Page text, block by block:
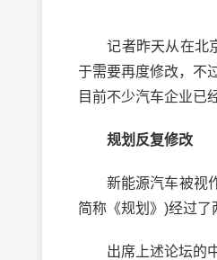
记者昨天从在北京
于需要再度修改，不
目前不少汽车企业已
规划反复修改
新能源汽车被视作
简称《规划》)经过了
出席上述论坛的中